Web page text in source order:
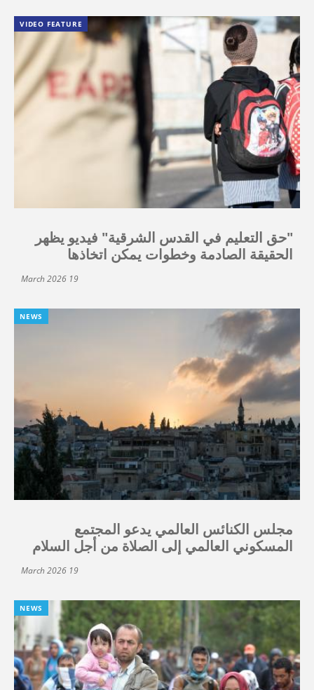
VIDEO FEATURE
"حق التعليم في القدس الشرقية" فيديو يظهر
الحقيقة الصادمة وخطوات يمكن اتخاذها
19 March 2026
NEWS
مجلس الكنائس العالمي يدعو المجتمع
المسكوني العالمي إلى الصلاة من أجل السلام
19 March 2026
NEWS